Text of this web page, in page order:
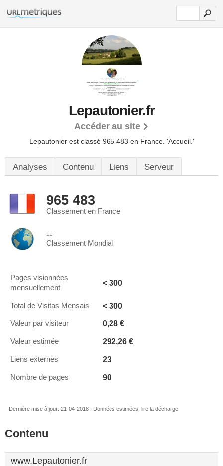
Lepautonier.fr
Accéder au site
Lepautonier est classé 965 483 en France. 'Accueil.'
Analyses Contenu Liens Serveur
965 483
Classement en France
--
Classement Mondial
Pages visionnées
mensuellement
< 300
Total de Visitas Mensais < 300
Valeur par visiteur 0,28 €
Valeur estimée 292,26 €
Liens externes 23
Nombre de pages 90
Dernière mise à jour: 21-04-2018 . Données estimées, lire la décharge.
Contenu
www.Lepautonier.fr